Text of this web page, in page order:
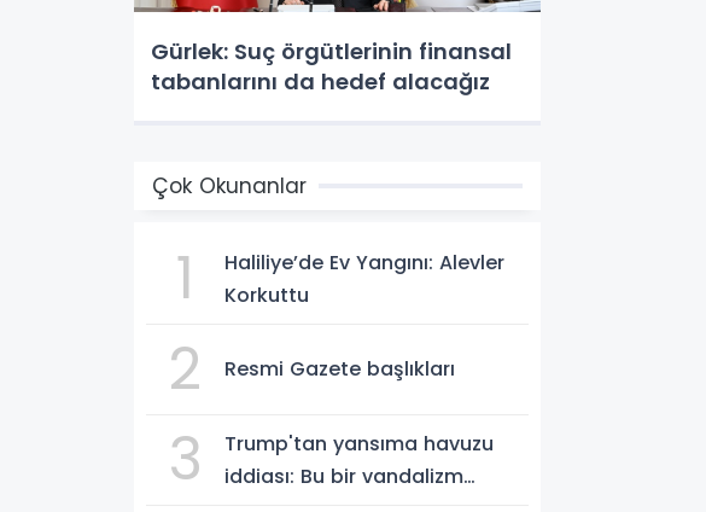
Gürlek: Suç örgütlerinin finansal
tabanlarını da hedef alacağız
Çok Okunanlar
1
Haliliye’de Ev Yangını: Alevler
Korkuttu
2 Resmi Gazete başlıkları
3
Trump'tan yansıma havuzu
iddiası: Bu bir vandalizm